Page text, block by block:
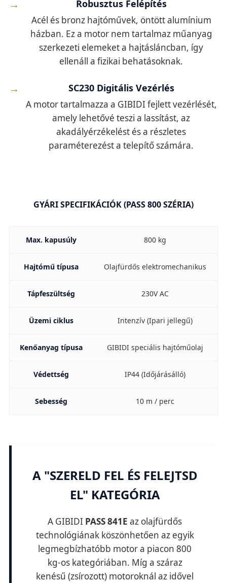
Robusztus Felépítés
Acél és bronz hajtóművek, öntött alumínium
házban. Ez a motor nem tartalmaz műanyag
szerkezeti elemeket a hajtásláncban, így
ellenáll a fizikai behatásoknak.
SC230 Digitális Vezérlés
A motor tartalmazza a GIBIDI fejlett vezérlését,
amely lehetővé teszi a lassítást, az
akadályérzékelést és a részletes
paraméterezést a telepítő számára.
GYÁRI SPECIFIKÁCIÓK (PASS 800 SZÉRIA)
Max. kapusúly 800 kg
Hajtómű típusa Olajfürdős elektromechanikus
Tápfeszültség 230V AC
Üzemi ciklus Intenzív (Ipari jellegű)
Kenőanyag típusa GIBIDI speciális hajtóműolaj
Védettség IP44 (Időjárásálló)
Sebesség 10 m / perc
A "SZERELD FEL ÉS FELEJTSD
EL" KATEGÓRIA
A GIBIDI PASS 841E az olajfürdős
technológiának köszönhetően az egyik
legmegbízhatóbb motor a piacon 800
kg-os kategóriában. Míg a száraz
kenésű (zsírozott) motoroknál az idővel